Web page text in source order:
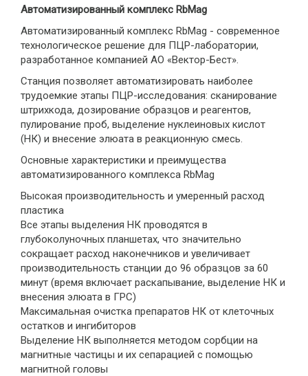
Автоматизированный комплекс RbMag
Автоматизированный комплекс RbMag - современное
технологическое решение для ПЦР-лаборатории,
разработанное компанией АО «Вектор-Бест».
Станция позволяет автоматизировать наиболее
трудоемкие этапы ПЦР-исследования: сканирование
штрихкода, дозирование образцов и реагентов,
пулирование проб, выделение нуклеиновых кислот
(НК) и внесение элюата в реакционную смесь.
Основные характеристики и преимущества
автоматизированного комплекса RbMag
Высокая производительность и умеренный расход
пластика
Все этапы выделения НК проводятся в
глубоколуночных планшетах, что значительно
сокращает расход наконечников и увеличивает
производительность станции до 96 образцов за 60
минут (время включает раскапывание, выделение НК и
внесения элюата в ГРС)
Максимальная очистка препаратов НК от клеточных
остатков и ингибиторов
Выделение НК выполняется методом сорбции на
магнитные частицы и их сепарацией с помощью
магнитной головы